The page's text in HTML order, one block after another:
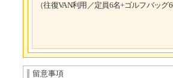
（往復VAN利用／定員6名+ゴルフバッグ
留意事項